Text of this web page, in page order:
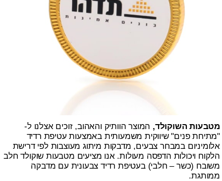
מטבעות השוקולד, המוצר הוותיק והאהוב, זוכים אצלנו ל-
"מתיחת פנים" שיווקית משמעותית באמצעות עטיפת רדיד
אלומיניום במבחר צבעים, מדבקות מיתוג מעוצבות לפי דרישת
הלקוח ויכולות הדפסה מעולות. אנו מציעים מטבעות שוקולד חלב
משובח (כשר – חלבי) בעטיפת רדיד צבעונית עם מדבקה
ממותגת.